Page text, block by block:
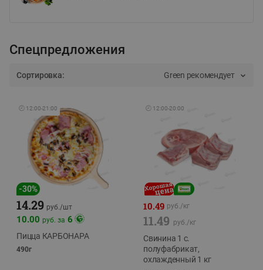
Спецпредложения
Сортировка: Green рекомендует
🕘 12:00-21:00
-30%
14.29 руб./шт
10.00 руб. за 6
Пицца КАРБОНАРА
490г
🕘 12:00-20:00
10.49 руб./кг
11.49 руб./кг
Свинина 1 с.
полуфабрикат,
охлажденный 1 кг